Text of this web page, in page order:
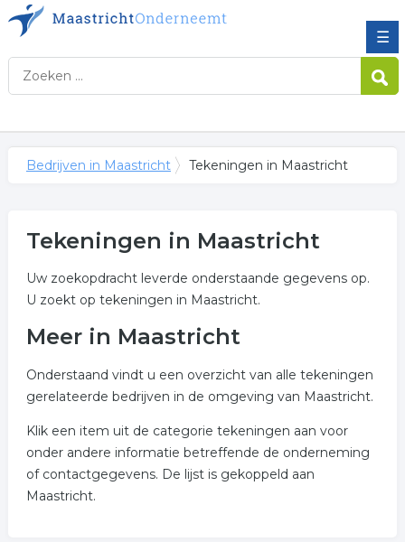
☰
Bedrijven in Maastricht Tekeningen in Maastricht
Tekeningen in Maastricht
Uw zoekopdracht leverde onderstaande gegevens op.
U zoekt op tekeningen in Maastricht.
Meer in Maastricht
Onderstaand vindt u een overzicht van alle tekeningen
gerelateerde bedrijven in de omgeving van Maastricht.
Klik een item uit de categorie tekeningen aan voor
onder andere informatie betreffende de onderneming
of contactgegevens. De lijst is gekoppeld aan
Maastricht.